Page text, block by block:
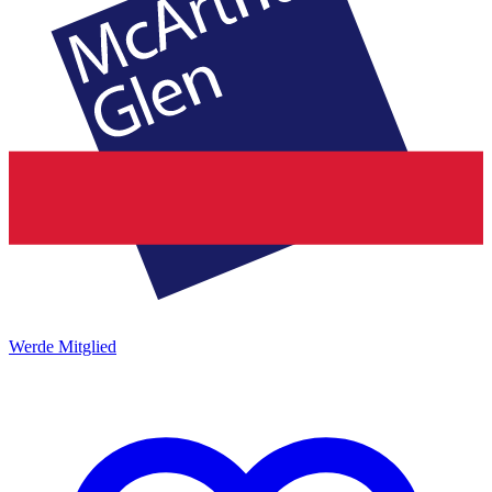
Werde Mitglied